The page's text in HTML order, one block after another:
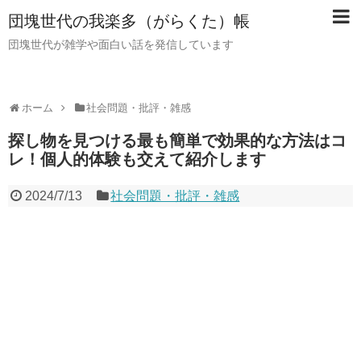
団塊世代の我楽多（がらくた）帳
団塊世代が雑学や面白い話を発信しています
ホーム 社会問題・批評・雑感
探し物を見つける最も簡単で効果的な方法はコ
レ！個人的体験も交えて紹介します
2024/7/13 社会問題・批評・雑感